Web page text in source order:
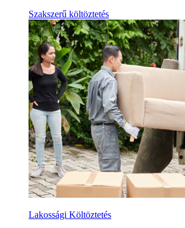
Szakszerű költöztetés
Lakossági Költöztetés